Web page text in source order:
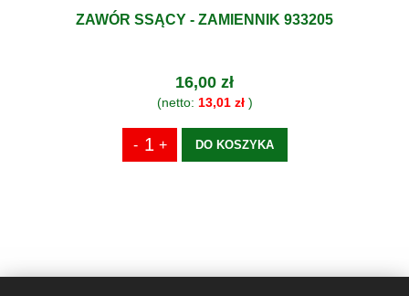
ZAWÓR SSĄCY - ZAMIENNIK 933205
16,00 zł
(netto: 13,01 zł)
DO KOSZYKA